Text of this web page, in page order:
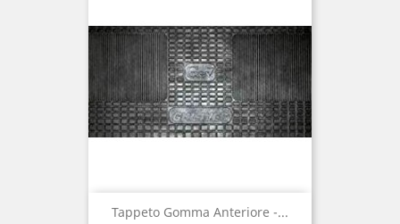
Tappeto Gomma Anteriore -...